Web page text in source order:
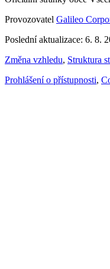
Provozovatel Galileo
Poslední aktualizace: 6. 8.
Změna vzhledu, Struktura
Prohlášení o přístupnosti,